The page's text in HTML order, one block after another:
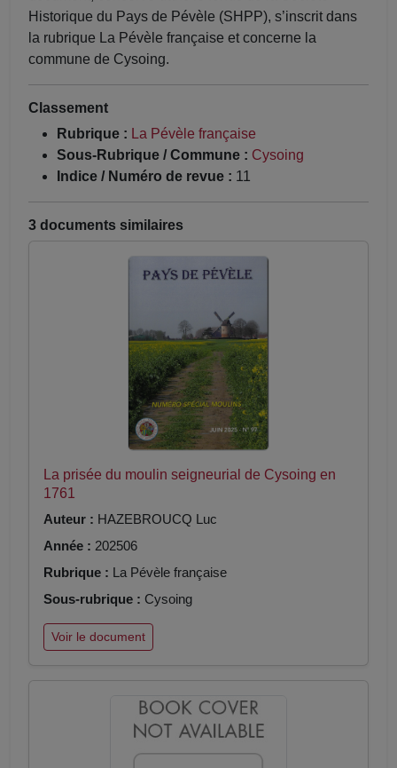
Historique du Pays de Pévèle (SHPP), s’inscrit dans
la rubrique La Pévèle française et concerne la
commune de Cysoing.
Classement
Rubrique : La Pévèle française
Sous-Rubrique / Commune : Cysoing
Indice / Numéro de revue : 11
3 documents similaires
La prisée du moulin seigneurial de Cysoing en
1761
Auteur : HAZEBROUCQ Luc
Année : 202506
Rubrique : La Pévèle française
Sous-rubrique : Cysoing
Voir le document